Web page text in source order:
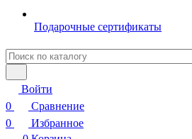
Подарочные сертификаты
Войти
0
Сравнение
0
Избранное